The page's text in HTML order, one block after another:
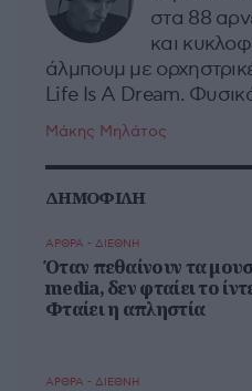
στα 88
και
άλμπουμ με
Life Is A Dream. Φυσικά
Μάκης Μηλάτος
ΔΗΜΟΦΙΛΗ
ΑΡΘΡΑ - ΔΙΕΘΝΗ
Όταν πεθαίνουν τα
media, δεν φταίει το
Φταίει η απληστία
ΑΡΘΡΑ - ΔΙΕΘΝΗ